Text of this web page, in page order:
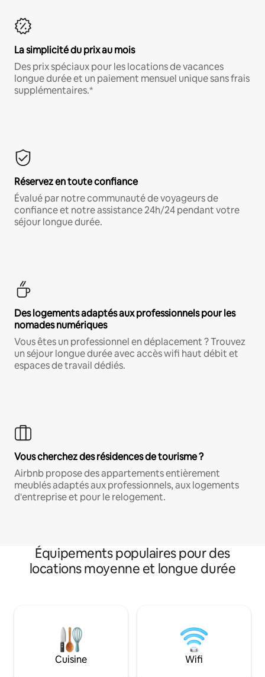
La simplicité du prix au mois
Des prix spéciaux pour les locations de vacances
longue durée et un paiement mensuel unique sans frais
supplémentaires.*
Réservez en toute confiance
Évalué par notre communauté de voyageurs de
confiance et notre assistance 24h/24 pendant votre
séjour longue durée.
Des logements adaptés aux professionnels pour les
nomades numériques
Vous êtes un professionnel en déplacement ? Trouvez
un séjour longue durée avec accès wifi haut débit et
espaces de travail dédiés.
Vous cherchez des résidences de tourisme ?
Airbnb propose des appartements entièrement
meublés adaptés aux professionnels, aux logements
d'entreprise et pour le relogement.
Équipements populaires pour des
locations moyenne et longue durée
Cuisine Wifi